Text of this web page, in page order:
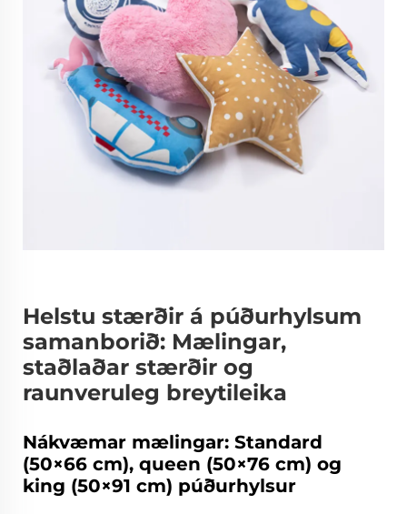
Helstu stærðir á púðurhylsum
samanborið: Mælingar,
staðlaðar stærðir og
raunveruleg breytileika
Nákvæmar mælingar: Standard
(50×66 cm), queen (50×76 cm) og
king (50×91 cm) púðurhylsur